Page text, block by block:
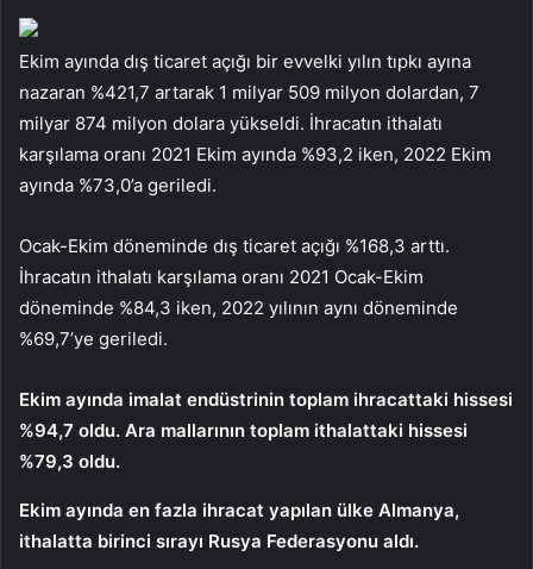
Ekim ayında dış ticaret açığı bir evvelki yılın tıpkı ayına
nazaran %421,7 artarak 1 milyar 509 milyon dolardan, 7
milyar 874 milyon dolara yükseldi. İhracatın ithalatı
karşılama oranı 2021 Ekim ayında %93,2 iken, 2022 Ekim
ayında %73,0’a geriledi.
Ocak-Ekim döneminde dış ticaret açığı %168,3 arttı.
İhracatın ithalatı karşılama oranı 2021 Ocak-Ekim
döneminde %84,3 iken, 2022 yılının aynı döneminde
%69,7’ye geriledi.
Ekim ayında imalat endüstrinin toplam ihracattaki hissesi
%94,7 oldu. Ara mallarının toplam ithalattaki hissesi
%79,3 oldu.
Ekim ayında en fazla ihracat yapılan ülke Almanya,
ithalatta birinci sırayı Rusya Federasyonu aldı.